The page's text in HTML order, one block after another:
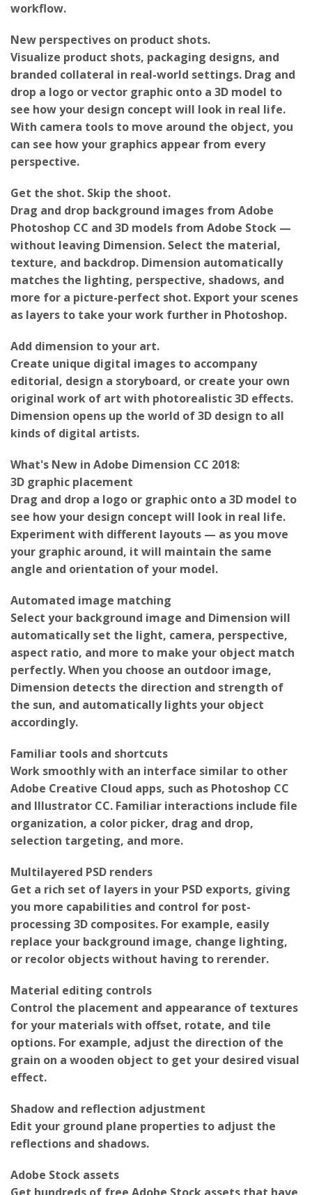
New perspectives on product shots.
Visualize product shots, packaging designs, and
branded collateral in real-world settings. Drag and
drop a logo or vector graphic onto a 3D model to
see how your design concept will look in real life.
With camera tools to move around the object, you
can see how your graphics appear from every
perspective.
Get the shot. Skip the shoot.
Drag and drop background images from Adobe
Photoshop CC and 3D models from Adobe Stock —
without leaving Dimension. Select the material,
texture, and backdrop. Dimension automatically
matches the lighting, perspective, shadows, and
more for a picture-perfect shot. Export your scenes
as layers to take your work further in Photoshop.
Add dimension to your art.
Create unique digital images to accompany
editorial, design a storyboard, or create your own
original work of art with photorealistic 3D effects.
Dimension opens up the world of 3D design to all
kinds of digital artists.
What's New in Adobe Dimension CC 2018:
3D graphic placement
Drag and drop a logo or graphic onto a 3D model to
see how your design concept will look in real life.
Experiment with different layouts — as you move
your graphic around, it will maintain the same
angle and orientation of your model.
Automated image matching
Select your background image and Dimension will
automatically set the light, camera, perspective,
aspect ratio, and more to make your object match
perfectly. When you choose an outdoor image,
Dimension detects the direction and strength of
the sun, and automatically lights your object
accordingly.
Familiar tools and shortcuts
Work smoothly with an interface similar to other
Adobe Creative Cloud apps, such as Photoshop CC
and Illustrator CC. Familiar interactions include file
organization, a color picker, drag and drop,
selection targeting, and more.
Multilayered PSD renders
Get a rich set of layers in your PSD exports, giving
you more capabilities and control for post-
processing 3D composites. For example, easily
replace your background image, change lighting,
or recolor objects without having to rerender.
Material editing controls
Control the placement and appearance of textures
for your materials with offset, rotate, and tile
options. For example, adjust the direction of the
grain on a wooden object to get your desired visual
Shadow and reflection adjustment
Edit your ground plane properties to adjust the
Adobe Stock assets